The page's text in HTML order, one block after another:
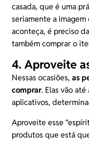
casada, que é uma
seriamente a imagem
aconteça, é preciso
também comprar o
4. Aproveite
Nessas ocasiões, as
comprar. Elas vão
aplicativos,
Aproveite esse
produtos que está